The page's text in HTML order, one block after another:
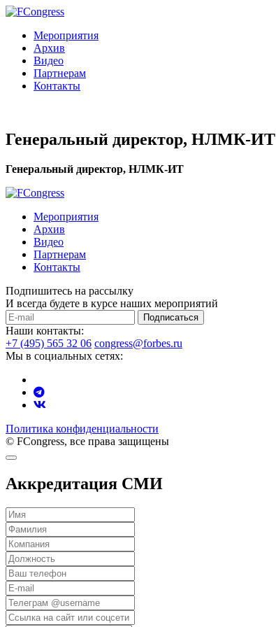
Мероприятия
Архив
Видео
Партнерам
Контакты
Генеральный директор, НЛМК-ИТ
Генеральный директор, НЛМК-ИТ
Мероприятия
Архив
Видео
Партнерам
Контакты
Подпишитесь на рассылку
И всегда будете в курсе наших мероприятий
Подписаться
Наши контакты:
+7 (495) 565 32 06 congress@forbes.ru
Мы в социальных сетях:
Политика конфиденциальности
© FCongress, все права защищены
Аккредитация СМИ